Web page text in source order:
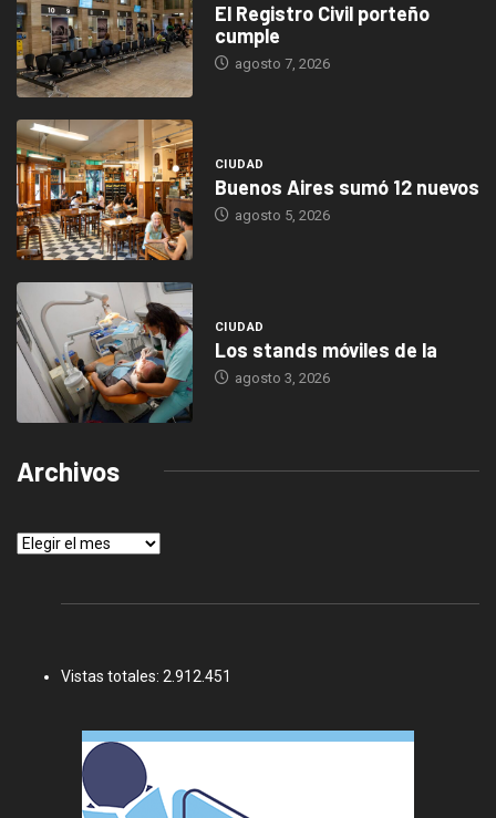
El Registro Civil porteño
cumple
agosto 7, 2026
CIUDAD
Buenos Aires sumó 12 nuevos
agosto 5, 2026
CIUDAD
Los stands móviles de la
agosto 3, 2026
Archivos
Archivos
Vistas totales: 2.912.451